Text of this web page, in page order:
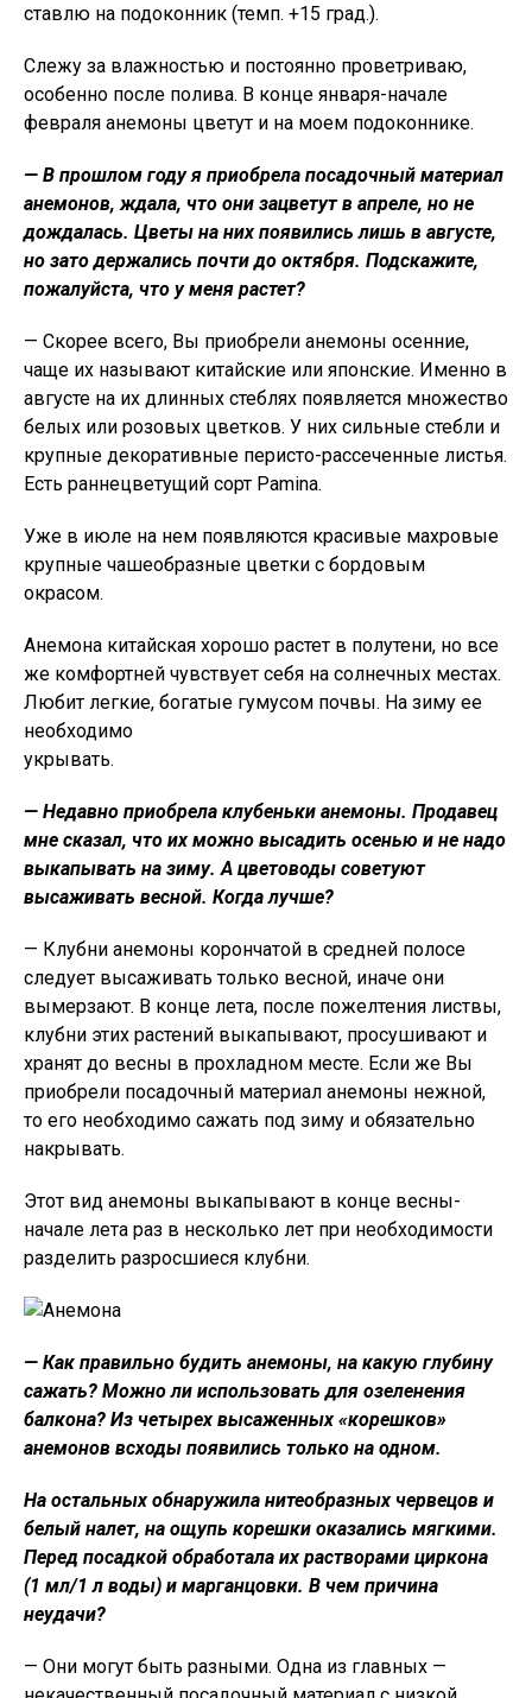
ставлю на подоконник (темп. +15 град.).
Слежу за влажностью и постоянно проветриваю,
особенно после полива. В конце января-начале
февраля анемоны цветут и на моем подоконнике.
— В прошлом году я приобрела посадочный материал
анемонов, ждала, что они зацветут в апреле, но не
дождалась. Цветы на них появились лишь в августе,
но зато держались почти до октября. Подскажите,
пожалуйста, что у меня растет?
— Скорее всего, Вы приобрели анемоны осенние,
чаще их называют китайские или японские. Именно в
августе на их длинных стеблях появляется множество
белых или розовых цветков. У них сильные стебли и
крупные декоративные перисто-рассеченные листья.
Есть раннецветущий сорт Pamina.
Уже в июле на нем появляются красивые махровые
крупные чашеобразные цветки с бордовым
окрасом.
Анемона китайская хорошо растет в полутени, но все
же комфортней чувствует себя на солнечных местах.
Любит легкие, богатые гумусом почвы. На зиму ее
необходимо
укрывать.
— Недавно приобрела клубеньки анемоны. Продавец
мне сказал, что их можно высадить осенью и не надо
выкапывать на зиму. А цветоводы советуют
высаживать весной. Когда лучше?
— Клубни анемоны корончатой в средней полосе
следует высаживать только весной, иначе они
вымерзают. В конце лета, после пожелтения листвы,
клубни этих растений выкапывают, просушивают и
хранят до весны в прохладном месте. Если же Вы
приобрели посадочный материал анемоны нежной,
то его необходимо сажать под зиму и обязательно
накрывать.
Этот вид анемоны выкапывают в конце весны-
начале лета раз в несколько лет при необходимости
разделить разросшиеся клубни.
— Как правильно будить анемоны, на какую глубину
сажать? Можно ли использовать для озеленения
балкона? Из четырех высаженных «корешков»
анемонов всходы появились только на одном.
На остальных обнаружила нитеобразных червецов и
белый налет, на ощупь корешки оказались мягкими.
Перед посадкой обработала их растворами циркона
(1 мл/1 л воды) и марганцовки. В чем причина
неудачи?
— Они могут быть разными. Одна из главных —